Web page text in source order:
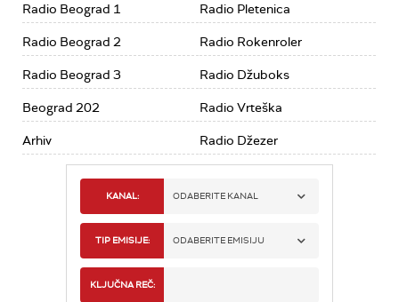
Radio Beograd 1
Radio Beograd 2
Radio Beograd 3
Beograd 202
Arhiv
Radio Pletenica
Radio Rokenroler
Radio Džuboks
Radio Vrteška
Radio Džezer
KANAL: ODABERITE KANAL
RADIO BEOGRAD 1
TIP EMISIJE: ODABERITE EMISIJU
KLJUČNA REČ: